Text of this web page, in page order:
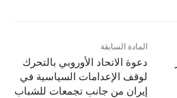
المادة السابقة
دعوة الاتحاد الأوروبي بالتحرك
لوقف الإعدامات السياسية في
إيران من جانب تجمعات للشباب